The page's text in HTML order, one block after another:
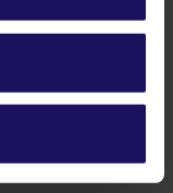
znajdziesz